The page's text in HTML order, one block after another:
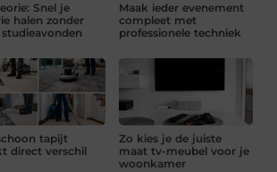
Snel je
halen zonder
studieavonden
Maak ieder evenement
compleet met
professionele techniek
tapijt
direct verschil
Zo kies je de juiste
maat tv-meubel voor je
woonkamer